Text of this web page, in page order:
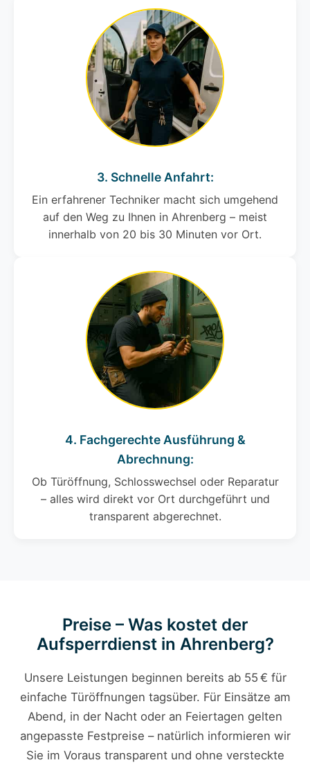
3. Schnelle Anfahrt:
Ein erfahrener Techniker macht sich umgehend
auf den Weg zu Ihnen in Ahrenberg – meist
innerhalb von 20 bis 30 Minuten vor Ort.
4. Fachgerechte Ausführung &
Abrechnung:
Ob Türöffnung, Schlosswechsel oder Reparatur
– alles wird direkt vor Ort durchgeführt und
transparent abgerechnet.
Preise – Was kostet der
Aufsperrdienst in Ahrenberg?
Unsere Leistungen beginnen bereits ab 55 € für
einfache Türöffnungen tagsüber. Für Einsätze am
Abend, in der Nacht oder an Feiertagen gelten
angepasste Festpreise – natürlich informieren wir
Sie im Voraus transparent und ohne versteckte